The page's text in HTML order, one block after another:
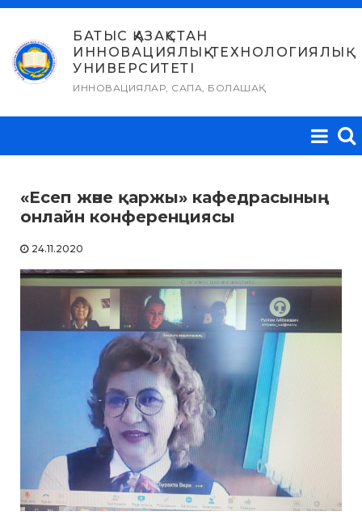
Skip
content
БАТЫС ҚАЗАҚСТАН
ИННОВАЦИЯЛЫҚ-ТЕХНОЛОГИЯЛЫҚ
УНИВЕРСИТЕТІ
ИННОВАЦИЯЛАР, САПА, БОЛАШАҚ
«Есеп және қаржы» кафедрасының
онлайн конференциясы
24.11.2020